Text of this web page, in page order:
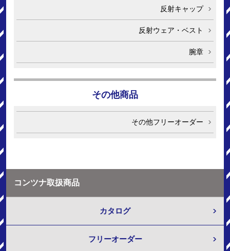
反射キャップ
反射ウェア・ベスト
腕章
その他商品
その他フリーオーダー
コンツナ取扱商品
カタログ
フリーオーダー